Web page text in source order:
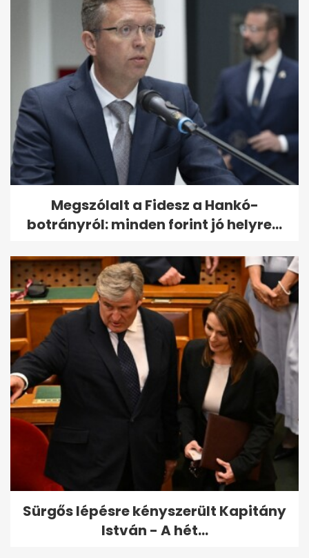
Megszólalt a Fidesz a Hankó-
botrányról: minden forint jó helyre...
Sürgős lépésre kényszerült Kapitány
István - A hét...